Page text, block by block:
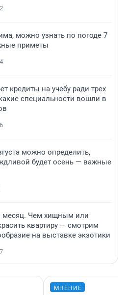
можно узнать по погоде 7
приметы
кредиты на учебу ради трех
специальности вошли в
можно определить,
будет осень — важные
месяц. Чем хищным или
квартиру — смотрим
на выставке экзотики
МНЕНИЕ